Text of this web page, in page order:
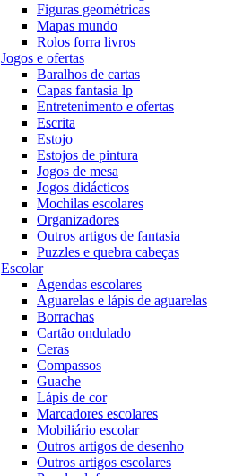
Figuras geométricas
Mapas mundo
Rolos forra livros
Jogos e ofertas
Baralhos de cartas
Capas fantasia lp
Entretenimento e ofertas
Escrita
Estojo
Estojos de pintura
Jogos de mesa
Jogos didácticos
Mochilas escolares
Organizadores
Outros artigos de fantasia
Puzzles e quebra cabeças
Escolar
Agendas escolares
Aguarelas e lápis de aguarelas
Borrachas
Cartão ondulado
Ceras
Compassos
Guache
Lápis de cor
Marcadores escolares
Mobiliário escolar
Outros artigos de desenho
Outros artigos escolares